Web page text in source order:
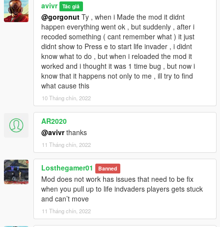
avivr Tác giả
@gorgonut Ty , when i Made the mod it didnt
happen everything went ok , but suddenly , after i
recoded something ( cant remember what ) it just
didnt show to Press e to start life invader , i didnt
know what to do , but when i reloaded the mod it
worked and i thought it was 1 time bug , but now i
know that it happens not only to me , ill try to find
what cause this
10 Tháng chín, 2022
AR2020
@avivrthanks
11 Tháng chín, 2022
Losthegamer01 Banned
Mod does not work has issues that need to be fix
when you pull up to life indvaders players gets stuck
and can’t move
11 Tháng chín, 2022